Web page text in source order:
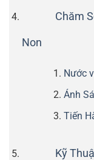
Chăm
Non
Nước
Ánh
Tiến
Kỹ